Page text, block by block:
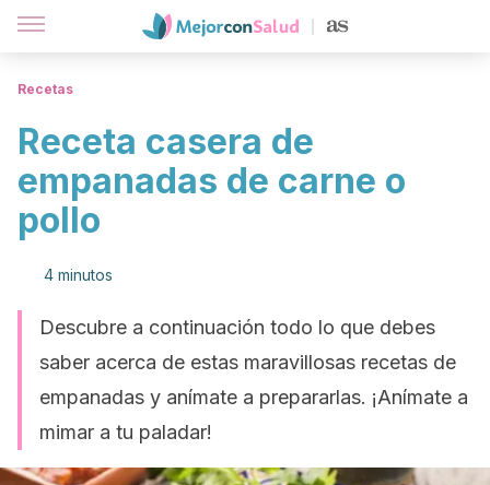
Recetas
Receta casera de
empanadas de carne o
pollo
4 minutos
Descubre a continuación todo lo que debes
saber acerca de estas maravillosas recetas de
empanadas y anímate a prepararlas. ¡Anímate a
mimar a tu paladar!